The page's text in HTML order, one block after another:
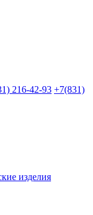
216-42-93 +7(831)
изделия